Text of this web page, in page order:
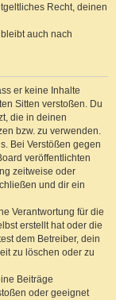
Recht, deinen
auch nach
er keine Inhalte
Sitten verstoßen. Du
die in deinen
bzw. zu verwenden.
Bei Verstößen gegen
veröffentlichten
zeitweise oder
und dir ein
Verantwortung für die
erstellt hat oder die
dem Betreiber, dein
zu löschen oder zu
Beiträge
oder geeignet